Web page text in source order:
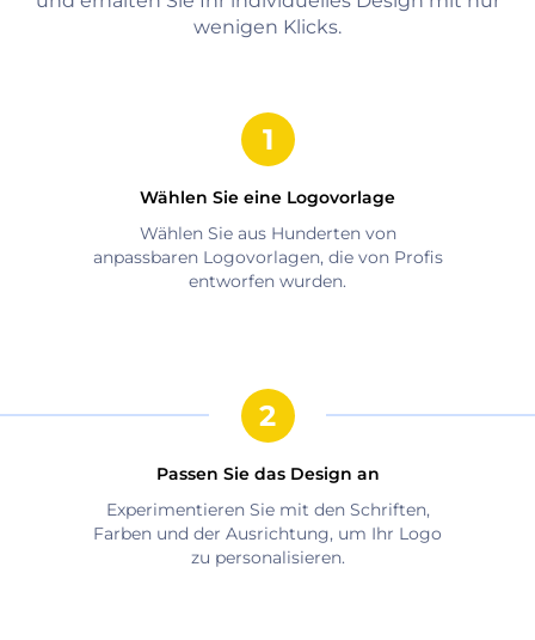
wenigen Klicks.
Wählen Sie eine Logovorlage
Wählen Sie aus Hunderten von
anpassbaren Logovorlagen, die von Profis
entworfen wurden.
Passen Sie das Design an
Experimentieren Sie mit den Schriften,
Farben und der Ausrichtung, um Ihr Logo
zu personalisieren.